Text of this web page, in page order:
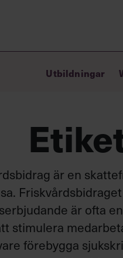
Utbildningar
är en
är ofta
stimulera
förebygga